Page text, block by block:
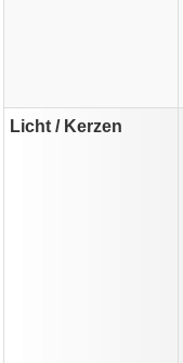
Licht / Kerzen